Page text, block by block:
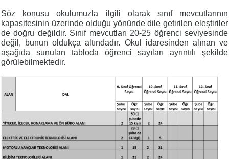
Söz konusu okulumuzla ilgili olarak sınıf mevcutlarının
kapasitesinin üzerinde olduğu yönünde dile getirilen eleştiriler
de doğru değildir. Sınıf mevcutları 20-25 öğrenci seviyesinde
değil, bunun oldukça altındadır. Okul idaresinden alınan ve
aşağıda sunulan tabloda öğrenci sayıları ayrıntılı şekilde
görülebilmektedir.